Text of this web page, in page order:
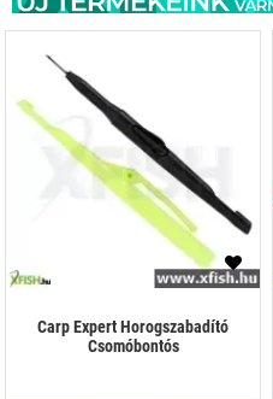
Carp Expert Horogszabadító
Csomóbontós